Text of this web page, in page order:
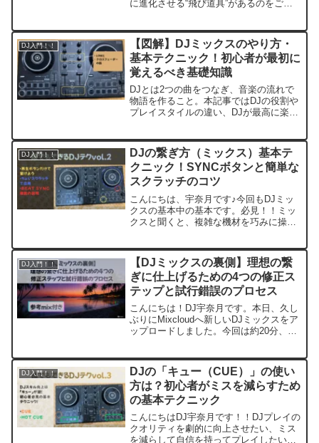
に進化させる“飛び道具”があるのをご存
方から、自作ジングルやAIボーカル活用
まで、徹底解説...
DJ入門！！
【図解】DJミックスのやり方・
基本テクニック！初心者が最初に
覚えるべき基礎知識
DJとは2つの曲をつなぎ、音楽の流れで
物語を作ること。本記事ではDJの役割や
プレイスタイルの違い、DJが最高に楽し
術を分かりやすく解説します。
DJ入門！！
DJの繋ぎ方（ミックス）基本テ
クニック！SYNCボタンと簡単な
スクラッチのコツ
こんにちは、宇奈月です♪今回もDJミッ
クスの基本中の基本です。必見！！ミッ
クスと聞くと、複雑な機材を巧みに操る
作を覚えるだけで、誰でも簡単に曲と曲
をスムーズに繋ぐことが...
DJ入門！！
【DJミックスの裏側】理想の繋
ぎに仕上げるための4つの修正ス
テップと試行錯誤のプロセス
こんにちは！DJ宇奈月です。本日、久し
ぶりにMixcloudへ新しいDJミックスをア
ップロードしました。今回は約20分、全
ップへと繋いでいくメロウな流れを作っ
てみま...
DJ入門！！
DJの「キュー（CUE）」の使い
方は？初心者がミスを減らすため
の基本テクニック
こんにちはDJ宇奈月です！！DJプレイの
クオリティを劇的に向上させたい、ミス
を減らして自信を持ってプレイしたい。